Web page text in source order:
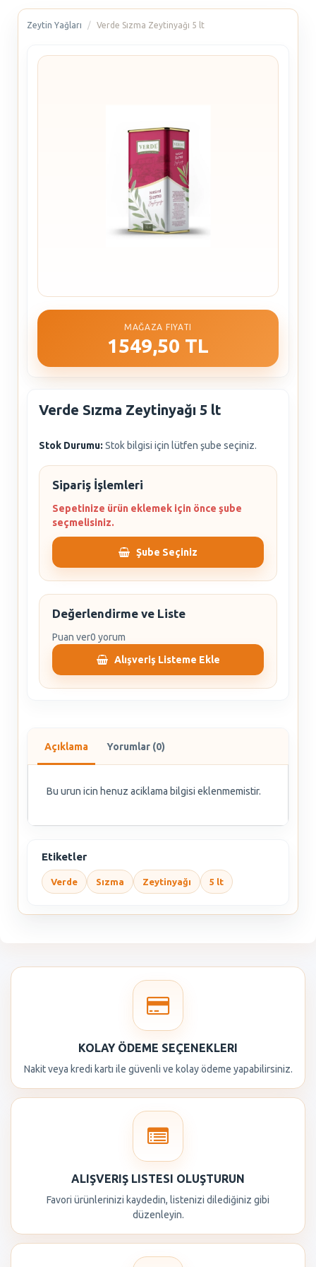
Zeytin Yağları Verde Sızma Zeytinyağı 5 lt
MAĞAZA FIYATI
1549,50 TL
Verde Sızma Zeytinyağı 5 lt
Stok Durumu: Stok bilgisi için lütfen şube seçiniz.
Sipariş İşlemleri
Sepetinize ürün eklemek için önce şube
seçmelisiniz.
Şube Seçiniz
Değerlendirme ve Liste
Puan ver0 yorum
Alışveriş Listeme Ekle
Açıklama Yorumlar (0)
Bu urun icin henuz aciklama bilgisi eklenmemistir.
Etiketler
Verde Sızma Zeytinyağı 5 lt
KOLAY ÖDEME SEÇENEKLERI
Nakit veya kredi kartı ile güvenli ve kolay ödeme yapabilirsiniz.
ALIŞVERIŞ LISTESI OLUŞTURUN
Favori ürünlerinizi kaydedin, listenizi dilediğiniz gibi
düzenleyin.